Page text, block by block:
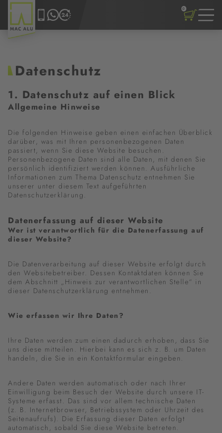
0
Datenschutz
1. Datenschutz auf einen Blick
Allgemeine Hinweise
Die folgenden Hinweise geben einen einfachen Überblick
darüber, was mit Ihren personenbezogenen Daten
passiert, wenn Sie diese Website besuchen.
Personenbezogene Daten sind alle Daten, mit denen Sie
persönlich identifiziert werden können. Ausführliche
Informationen zum Thema Datenschutz entnehmen Sie
unserer unter diesem Text aufgeführten
Datenschutzerklärung.
Datenerfassung auf dieser Website
Wer ist verantwortlich für die Datenerfassung auf
dieser Website?
Die Datenverarbeitung auf dieser Website erfolgt durch
den Websitebetreiber. Dessen Kontaktdaten können Sie
dem Abschnitt „Hinweis zur verantwortlichen Stelle“ in
dieser Datenschutzerklärung entnehmen.
Wie erfassen wir Ihre Daten?
Ihre Daten werden zum einen dadurch erhoben, dass Sie
uns diese mitteilen. Hierbei kann es sich z. B. um Daten
handeln, die Sie in ein Kontaktformular eingeben.
Andere Daten werden automatisch oder nach Ihrer
Einwilligung beim Besuch der Website durch unsere IT-
Systeme erfasst. Das sind vor allem technische Daten
(z. B. Internetbrowser, Betriebssystem oder Uhrzeit des
Seitenaufrufs). Die Erfassung dieser Daten erfolgt
automatisch, sobald Sie diese Website betreten.